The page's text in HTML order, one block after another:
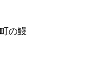
の鰻